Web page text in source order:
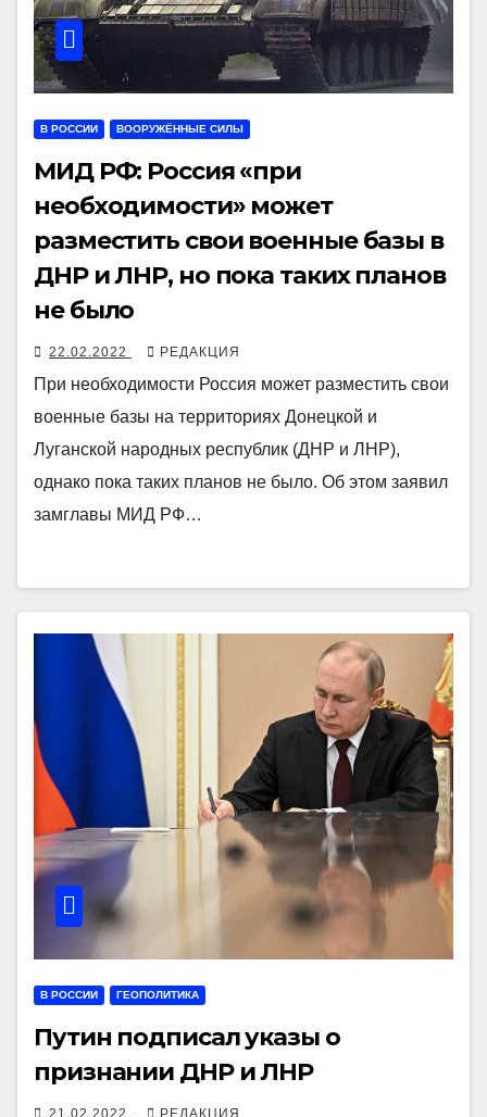
В РОССИИ ВООРУЖЁННЫЕ СИЛЫ
МИД РФ: Россия «при
необходимости» может
разместить свои военные базы в
ДНР и ЛНР, но пока таких планов
не было
22.02.2022 РЕДАКЦИЯ
При необходимости Россия может разместить свои
военные базы на территориях Донецкой и
Луганской народных республик (ДНР и ЛНР),
однако пока таких планов не было. Об этом заявил
замглавы МИД РФ…
В РОССИИ ГЕОПОЛИТИКА
Путин подписал указы о
признании ДНР и ЛНР
21.02.2022 РЕДАКЦИЯ